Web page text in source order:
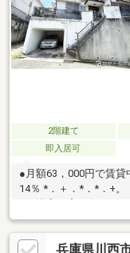
2階建て
即入居可
●月額63，000円で賃
14％ *．＋．*．*．+。
い洗濯などをスムーズ
台■冬場でもひやっと
るＴＶモニタ付インタ
兵庫県川西